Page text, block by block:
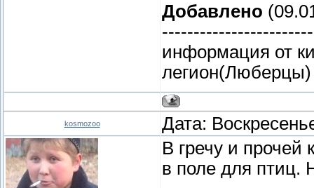
Добавлено
информация от
легион(Люберцы)
kosmozoo Дата:
В гречу и
в поле для птиц.